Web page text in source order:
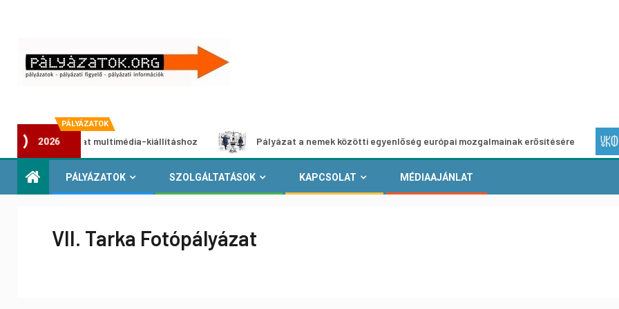
PÁLYÁZATOK
2026
pályázat multimédia-kiállításhoz Pályázat a nemek közötti egyenlőség európai mozgalmainak erősítésére
PÁLYÁZATOK SZOLGÁLTATÁSOK KAPCSOLAT MÉDIAAJÁNLAT
VII. Tarka Fotópályázat